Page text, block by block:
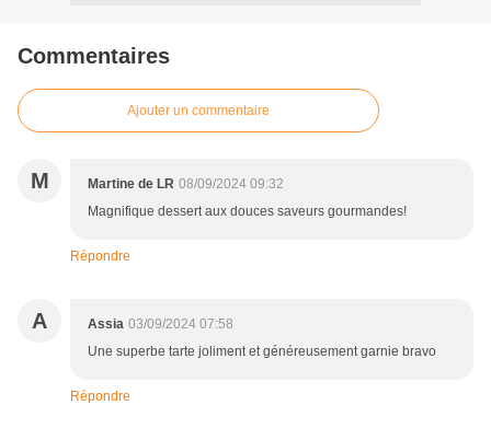
Commentaires
Ajouter un commentaire
M Martine de LR 08/09/2024 09:32
Magnifique dessert aux douces saveurs gourmandes!
Répondre
A Assia 03/09/2024 07:58
Une superbe tarte joliment et généreusement garnie bravo
Répondre